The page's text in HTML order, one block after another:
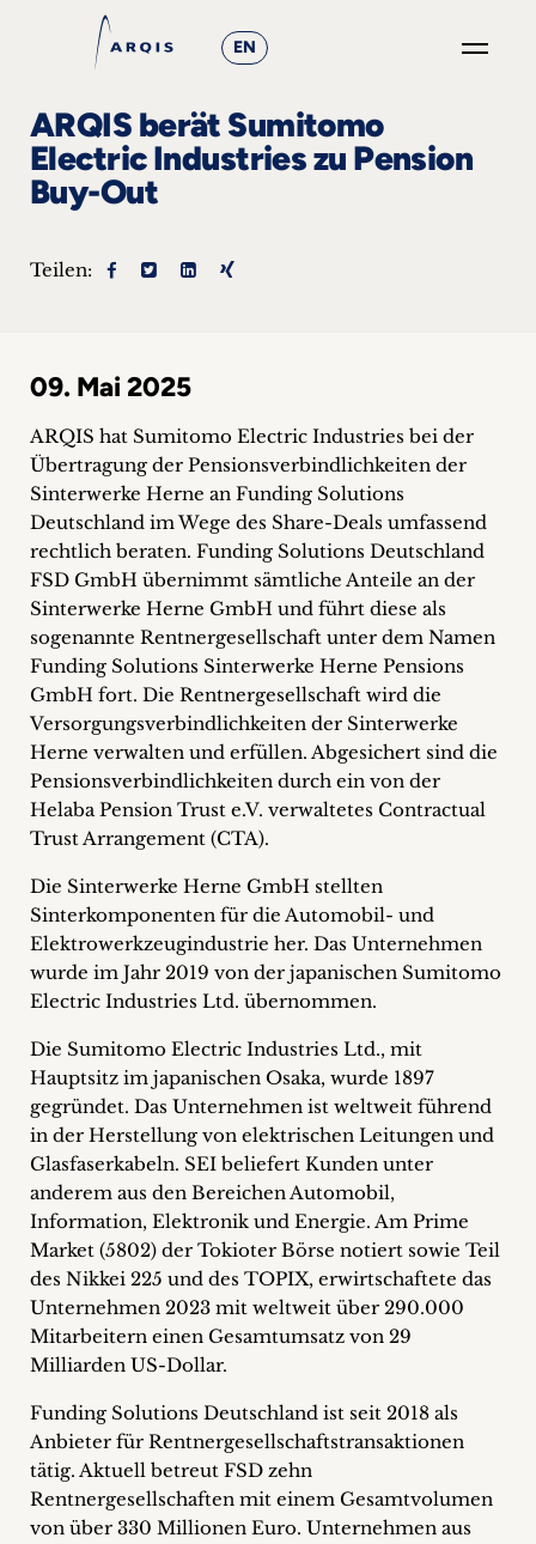
EN
Fokusgruppen
+
Events
+
Karriere
+
Blog
&
Podcasts
+
Team
Philosophie
Presseanfragen
Kontakt
ARQIS berät Sumitomo
Electric Industries zu Pension
Buy-Out
Teilen:
09. Mai 2025
ARQIS hat Sumitomo Electric Industries bei der
Übertragung der Pensionsverbindlichkeiten der
Sinterwerke Herne an Funding Solutions
Deutschland im Wege des Share-Deals umfassend
rechtlich beraten. Funding Solutions Deutschland
FSD GmbH übernimmt sämtliche Anteile an der
Sinterwerke Herne GmbH und führt diese als
sogenannte Rentnergesellschaft unter dem Namen
Funding Solutions Sinterwerke Herne Pensions
GmbH fort. Die Rentnergesellschaft wird die
Versorgungsverbindlichkeiten der Sinterwerke
Herne verwalten und erfüllen. Abgesichert sind die
Pensionsverbindlichkeiten durch ein von der
Helaba Pension Trust e.V. verwaltetes Contractual
Trust Arrangement (CTA).
Die Sinterwerke Herne GmbH stellten
Sinterkomponenten für die Automobil- und
Elektrowerkzeugindustrie her. Das Unternehmen
wurde im Jahr 2019 von der japanischen Sumitomo
Electric Industries Ltd. übernommen.
Die Sumitomo Electric Industries Ltd., mit
Hauptsitz im japanischen Osaka, wurde 1897
gegründet. Das Unternehmen ist weltweit führend
in der Herstellung von elektrischen Leitungen und
Glasfaserkabeln. SEI beliefert Kunden unter
anderem aus den Bereichen Automobil,
Information, Elektronik und Energie. Am Prime
Market (5802) der Tokioter Börse notiert sowie Teil
des Nikkei 225 und des TOPIX, erwirtschaftete das
Unternehmen 2023 mit weltweit über 290.000
Mitarbeitern einen Gesamtumsatz von 29
Milliarden US-Dollar.
Funding Solutions Deutschland ist seit 2018 als
Anbieter für Rentnergesellschaftstransaktionen
tätig. Aktuell betreut FSD zehn
Rentnergesellschaften mit einem Gesamtvolumen
von über 330 Millionen Euro. Unternehmen aus